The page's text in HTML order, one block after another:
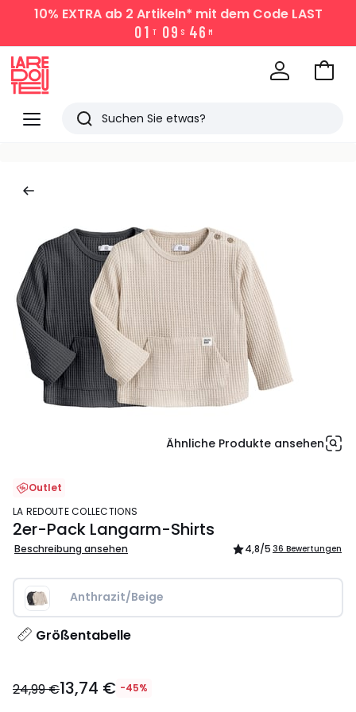
10% EXTRAab 2 Artikeln* mit dem Code LAST
01 T 09 S 46 M
Menü
Redoute
Suchen
Zum
Ähnliche Produkte ansehen
Outlet
LA REDOUTE COLLECTIONS
2er-Pack Langarm-Shirts
Beschreibung ansehen 4,8/5 36 Bewertungen
Anthrazit/Beige
Größentabelle
€
24,99 €13,74 € -45%